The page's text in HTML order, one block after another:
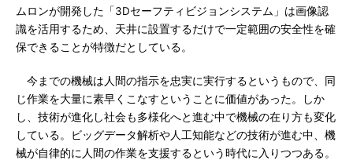
ムロンが開発した「3Dセーフティビジョンシステム」は画像認
識を活用するため、天井に設置するだけで一定範囲の安全性を確
保できることが特徴だとしている。
今までの機械は人間の指示を忠実に実行するというもので、同
じ作業を大量に素早くこなすということに価値があった。しか
し、技術が進化し社会も多様化へと進む中で機械の在り方も変化
している。ビッグデータ解析や人工知能などの技術が進む中、機
械が自律的に人間の作業を支援するという時代に入りつつある。